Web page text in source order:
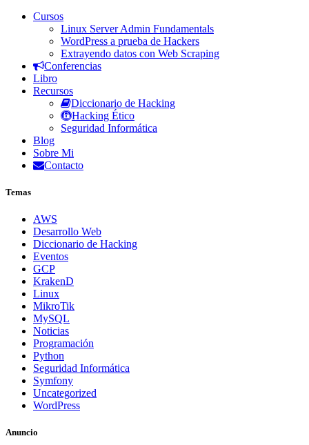
Cursos
Linux Server Admin Fundamentals
WordPress a prueba de Hackers
Extrayendo datos con Web Scraping
Conferencias
Libro
Recursos
Diccionario de Hacking
Hacking Ético
Seguridad Informática
Blog
Sobre Mi
Contacto
Temas
AWS
Desarrollo Web
Diccionario de Hacking
Eventos
GCP
KrakenD
Linux
MikroTik
MySQL
Noticias
Programación
Python
Seguridad Informática
Symfony
Uncategorized
WordPress
Anuncio